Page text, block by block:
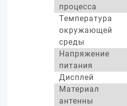
процесса
Температура
окружающей
среды
Напряжение
питания
Дисплей
Материал
антенны